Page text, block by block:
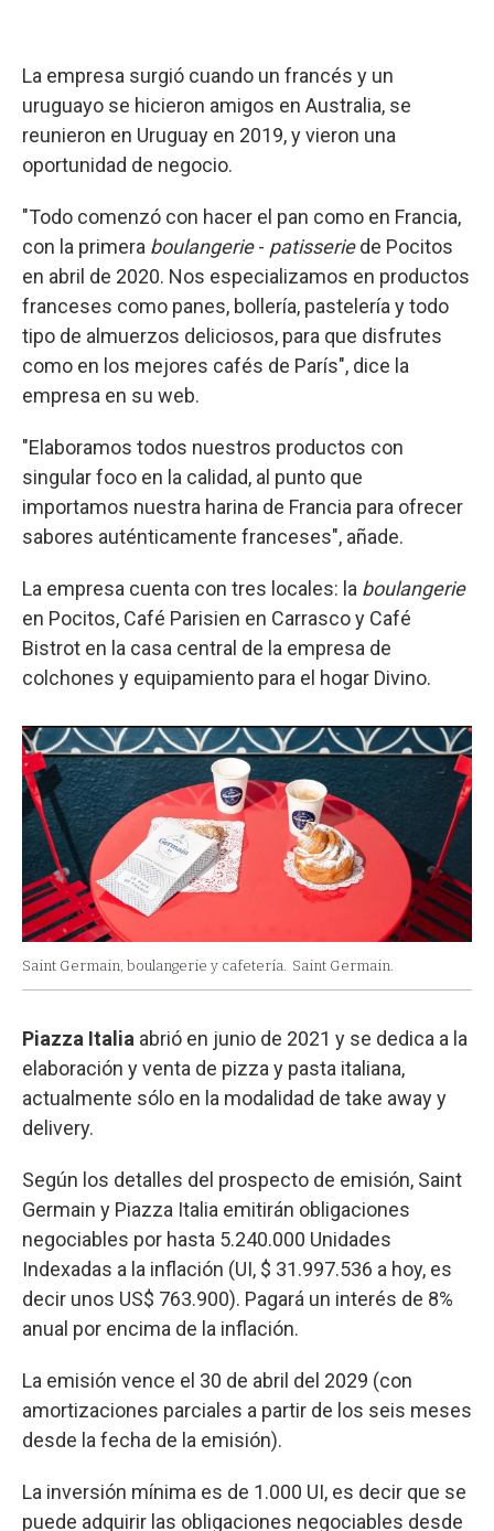
La empresa surgió cuando un francés y un
uruguayo se hicieron amigos en Australia, se
reunieron en Uruguay en 2019, y vieron una
oportunidad de negocio.
"Todo comenzó con hacer el pan como en Francia,
con la primera boulangerie- patisseriede Pocitos
en abril de 2020. Nos especializamos en productos
franceses como panes, bollería, pastelería y todo
tipo de almuerzos deliciosos, para que disfrutes
como en los mejores cafés de París", dice la
empresa en su web.
"Elaboramos todos nuestros productos con
singular foco en la calidad, al punto que
importamos nuestra harina de Francia para ofrecer
sabores auténticamente franceses", añade.
La empresa cuenta con tres locales: la boulangerie
en Pocitos, Café Parisien en Carrasco y Café
Bistrot en la casa central de la empresa de
colchones y equipamiento para el hogar Divino.
Saint Germain, boulangerie y cafetería. Saint Germain.
Piazza Italia abrió en junio de 2021 y se dedica a la
elaboración y venta de pizza y pasta italiana,
actualmente sólo en la modalidad de take away y
delivery.
Según los detalles del prospecto de emisión, Saint
Germain y Piazza Italia emitirán obligaciones
negociables por hasta 5.240.000 Unidades
Indexadas a la inflación (UI, $ 31.997.536 a hoy, es
decir unos US$ 763.900). Pagará un interés de 8%
anual por encima de la inflación.
La emisión vence el 30 de abril del 2029 (con
amortizaciones parciales a partir de los seis meses
desde la fecha de la emisión).
La inversión mínima es de 1.000 UI, es decir que se
puede adquirir las obligaciones negociables desde